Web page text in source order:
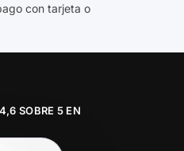
con tarjeta o
SOBRE 5 EN